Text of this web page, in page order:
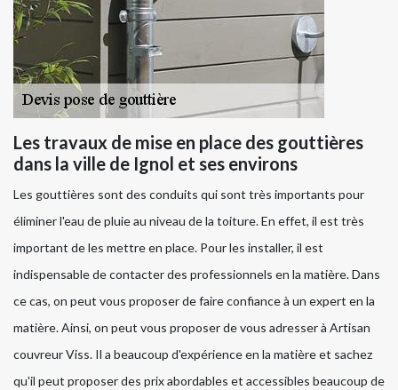
Les travaux de mise en place des gouttières
dans la ville de Ignol et ses environs
Les gouttières sont des conduits qui sont très importants pour
éliminer l'eau de pluie au niveau de la toiture. En effet, il est très
important de les mettre en place. Pour les installer, il est
indispensable de contacter des professionnels en la matière. Dans
ce cas, on peut vous proposer de faire confiance à un expert en la
matière. Ainsi, on peut vous proposer de vous adresser à Artisan
couvreur Viss. Il a beaucoup d'expérience en la matière et sachez
qu'il peut proposer des prix abordables et accessibles beaucoup de